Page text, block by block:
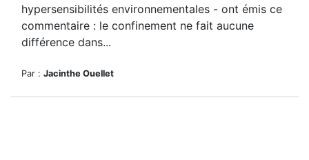
hypersensibilités environnementales - ont émis ce
commentaire : le confinement ne fait aucune
différence dans...
Par : Jacinthe Ouellet